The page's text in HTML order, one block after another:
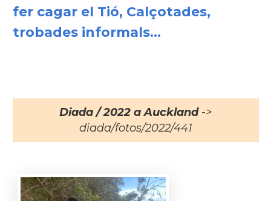
fer cagar el Tió, Calçotades,
trobades informals...
Diada / 2022 a Auckland->
diada/fotos/2022/441